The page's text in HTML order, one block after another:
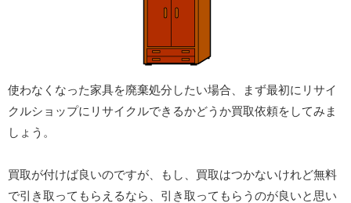
使わなくなった家具を廃棄処分したい場合、まず最初にリサイ
クルショップにリサイクルできるかどうか買取依頼をしてみま
しょう。
買取が付けば良いのですが、もし、買取はつかないけれど無料
で引き取ってもらえるなら、引き取ってもらうのが良いと思い